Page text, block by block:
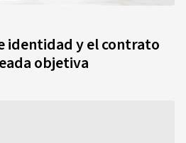
identidad y el contrato
objetiva